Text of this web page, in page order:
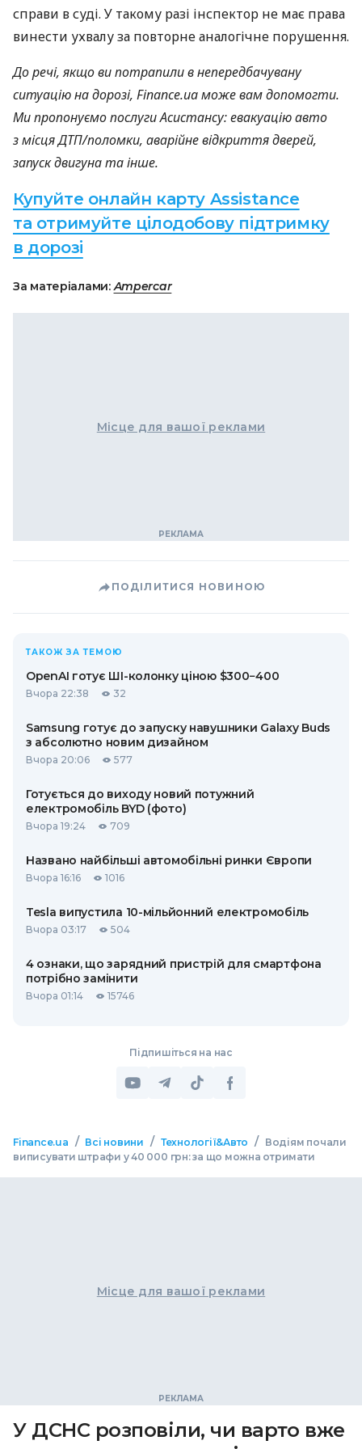
справи в суді. У такому разі інспектор не має права
винести ухвалу за повторне аналогічне порушення.
До речі, якщо ви потрапили в непередбачувану
ситуацію на дорозі, Finance.ua може вам допомогти.
Ми пропонуємо послуги Асистансу: евакуацію авто
з місця ДТП/поломки, аварійне відкриття дверей,
запуск двигуна та інше.
Купуйте онлайн карту Assistance
та отримуйте цілодобову підтримку
в дорозі
За матеріалами:Ampercar
Місце для вашої реклами
ПОДІЛИТИСЯ НОВИНОЮ
ТАКОЖ ЗА ТЕМОЮ
OpenAI готує ШІ-колонку ціною $300−400
Вчора 22:38 32
Samsung готує до запуску навушники Galaxy Buds
з абсолютно новим дизайном
Вчора 20:06 577
Готується до виходу новий потужний
електромобіль BYD (фото)
Вчора 19:24 709
Названо найбільші автомобільні ринки Європи
Вчора 16:16 1016
Tesla випустила 10-мільйонний електромобіль
Вчора 03:17 504
4 ознаки, що зарядний пристрій для смартфона
потрібно замінити
Вчора 01:14 15746
Підпишіться на нас
Finance.ua / Всі новини / Технології&Авто /
Водіям почали
виписувати штрафи у 40 000 грн: за що можна отримати
Місце для вашої реклами
У ДСНС розповіли, чи варто вже